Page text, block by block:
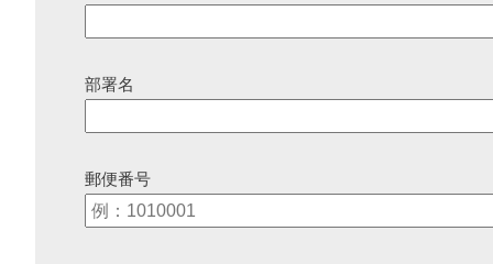
部署名
郵便番号